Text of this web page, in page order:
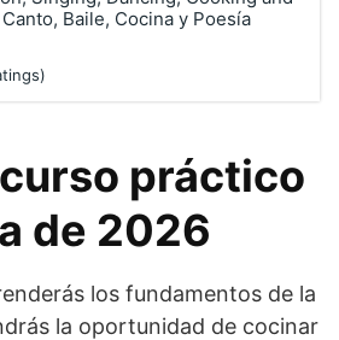
Baile, Cocina y Poesía
práctico
de 2026
los fundamentos de la
la oportunidad de cocinar